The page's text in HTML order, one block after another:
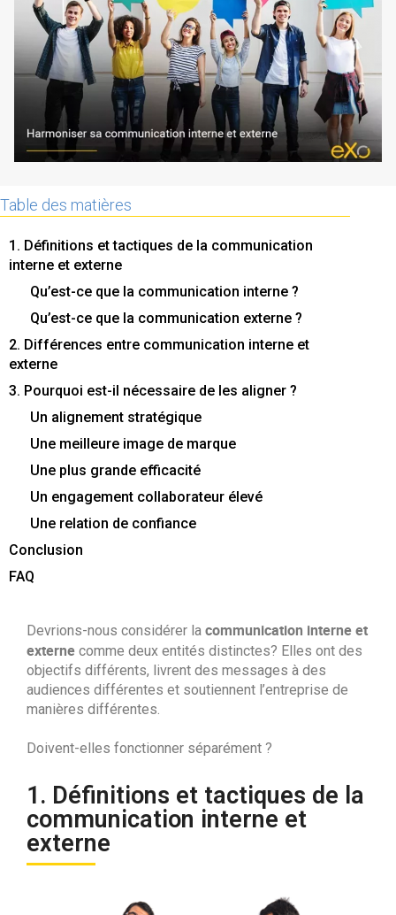
Intégrations
IA maitrisée
Architecture
Sécurité
Open source
Offre Enterprise
Contactez-nous
Table des matières
1. Définitions et tactiques de la communication
interne et externe
Qu’est-ce que la communication interne ?
Qu’est-ce que la communication externe ?
2. Différences entre communication interne et
externe
3. Pourquoi est-il nécessaire de les aligner ?
Un alignement stratégique
Une meilleure image de marque
Une plus grande efficacité
Un engagement collaborateur élevé
Une relation de confiance
Conclusion
FAQ
Devrions-nous considérer la communication interne et
externe comme deux entités distinctes? Elles ont des
objectifs différents, livrent des messages à des
audiences différentes et soutiennent l’entreprise de
manières différentes.
Doivent-elles fonctionner séparément ?
1. Définitions et tactiques de la
communication interne et
externe